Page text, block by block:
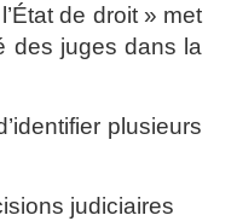
de droit » met
des juges dans la
plusieurs
judiciaires